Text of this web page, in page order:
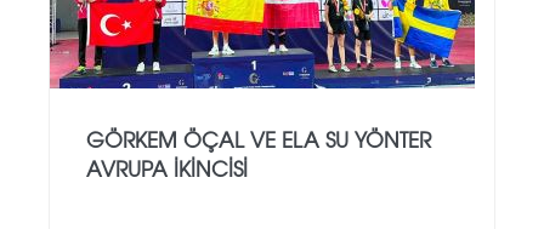
GÖRKEM ÖÇAL VE ELA SU YÖNTER
AVRUPA İKINCISI